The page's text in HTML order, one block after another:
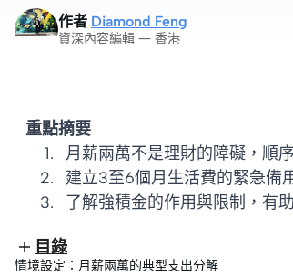
作者 Diamond Feng
資深內容編輯 — 香港
重點摘要
月薪兩萬不是理財的障礙，順
建立3至6個月生活費的緊急備
了解強積金的作用與限制，有
目錄
情境設定：月薪兩萬的典型支出分解